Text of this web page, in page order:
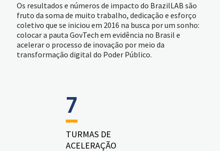
Os resultados e números de impacto do BrazilLAB são
fruto da soma de muito trabalho, dedicação e esforço
coletivo que se iniciou em 2016 na busca por um sonho:
colocar a pauta GovTech em evidência no Brasil e
acelerar o processo de inovação por meio da
transformação digital do Poder Público.
7
TURMAS DE
ACELERAÇÃO